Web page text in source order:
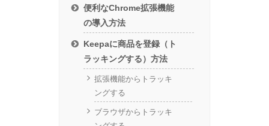
便利なChrome拡張機能
の導入方法
Keepaに商品を登録（ト
ラッキングする）方法
拡張機能からトラッキ
ングする
ブラウザからトラッキ